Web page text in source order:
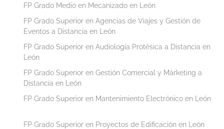
FP Grado Medio en Mecanizado en León
FP Grado Superior en Agencias de Viajes y Gestión de
Eventos a Distancia en León
FP Grado Superior en Audiología Protésica a Distancia en
León
FP Grado Superior en Gestión Comercial y Márketing a
Distancia en León
FP Grado Superior en Mantenimiento Electrónico en León
FP Grado Superior en Proyectos de Edificación en León